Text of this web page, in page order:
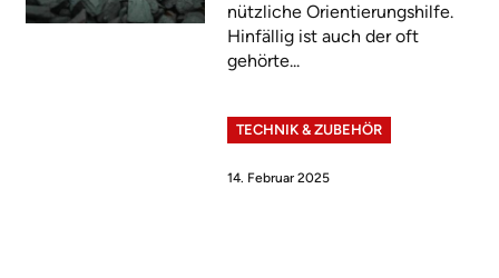
nützliche Orientierungshilfe.
Hinfällig ist auch der oft
gehörte...
TECHNIK & ZUBEHÖR
14. Februar 2025